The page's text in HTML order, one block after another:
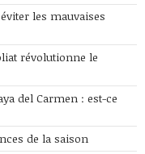
les mauvaises
révolutionne le
del Carmen : est-ce
de la saison